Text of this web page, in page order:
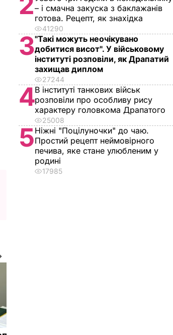
– і смачна закуска з баклажанів
готова. Рецепт, як знахідка
41290
3"Такі можуть неочікувано
добитися висот". У військовому
інституті розповіли, як Драпатий
захищав диплом
27244
4В інституті танкових військ
розповіли про особливу рису
характеру головкома Драпатого
25008
5Ніжні "Поцілуночки" до чаю.
Простий рецепт неймовірного
печива, яке стане улюбленим у
родині
17985